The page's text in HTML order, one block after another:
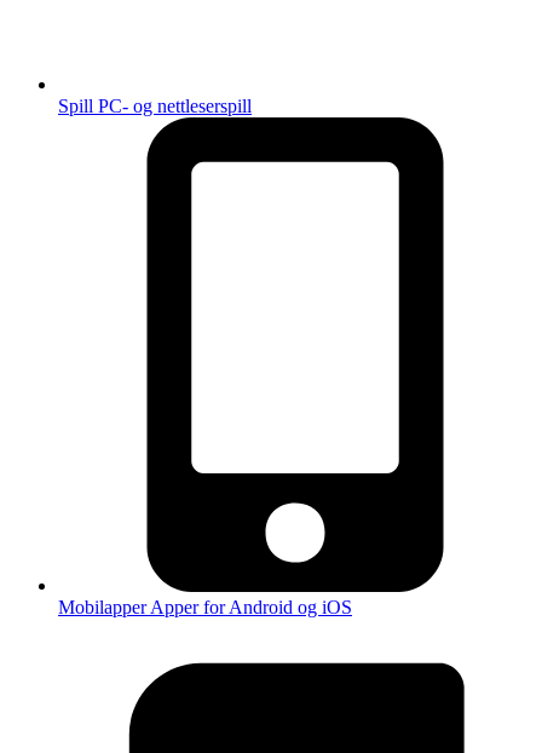
Spill PC- og nettleserspill
MobilapperApper for Android og iOS